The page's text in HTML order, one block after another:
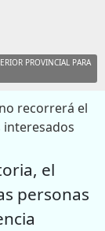
PROVINCIAL PARA
recorrerá el
el
personas